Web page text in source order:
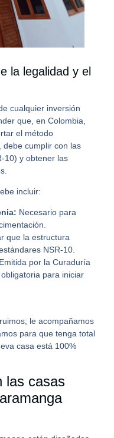
la legalidad y el
cualquier inversión
que, en Colombia,
el método
debe cumplir con las
10) y obtener las
incluir:
Necesario para
que la estructura
NSR-10.
Emitida por la Curaduría
para iniciar
le acompañamos
para que tenga total
casa está 100%
las casas